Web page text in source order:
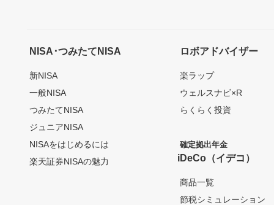
NISA･つみたてNISA
新NISA
一般NISA
つみたてNISA
ジュニアNISA
NISAをはじめるには
楽天証券NISAの魅力
ロボアドバイザー
楽ラップ
ウェルスナビ×R
らくらく投資
確定拠出年金
iDeCo（イデコ）
商品一覧
節税シミュレーション